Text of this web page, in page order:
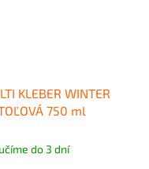
KLEBER WINTER
750 ml
do 3 dní